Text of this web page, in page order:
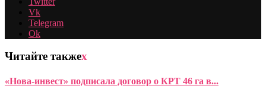
Vk
Telegram
Ok
Читайте такжеx
«Нова-инвест» подписала договор о КРТ 46 га в...